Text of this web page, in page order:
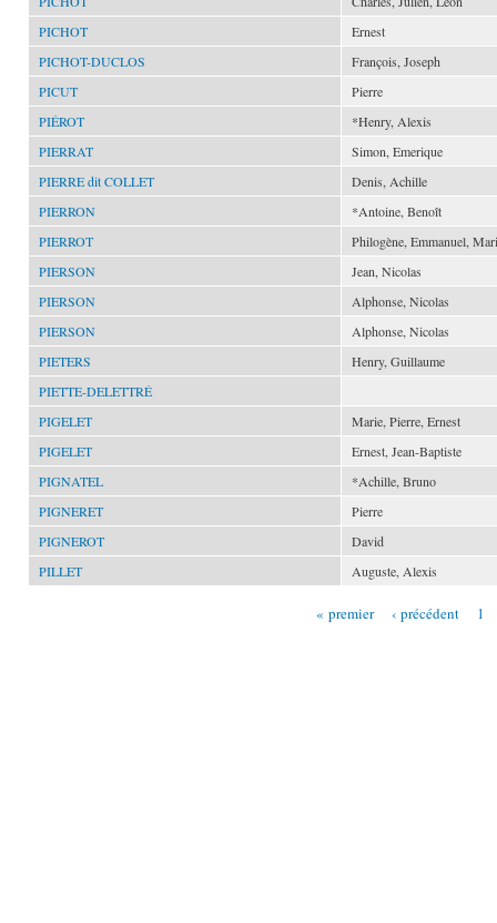
PICHOT
Ernest
PICHOT-DUCLOS
François, Joseph
PICUT
Pierre
PIÉROT
*Henry, Alexis
PIERRAT
Simon, Emerique
PIERRE dit COLLET
Denis, Achille
PIERRON
*Antoine, Benoît
PIERROT
Philogène, Emmanuel,
PIERSON
Jean, Nicolas
PIERSON
Alphonse, Nicolas
PIERSON
Alphonse, Nicolas
PIETERS
Henry, Guillaume
PIETTE-DELETTRÉ
PIGELET
Marie, Pierre, Ernest
PIGELET
Ernest, Jean-Baptiste
PIGNATEL
*Achille, Bruno
PIGNERET
Pierre
PIGNEROT
David
PILLET
Auguste, Alexis
« premier ‹ précédent 1